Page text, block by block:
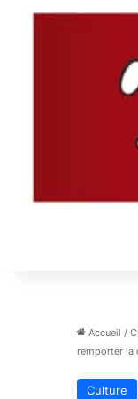
Accueil /
remporter la
Culture